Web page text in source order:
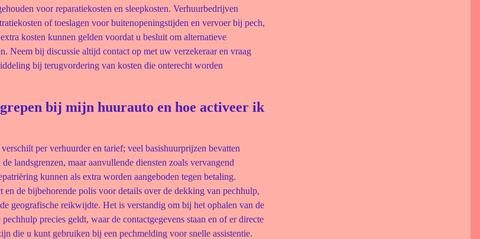
voor reparatiekosten en sleepkosten. Verhuurbedrijven
of toeslagen voor buitenopeningstijden en vervoer bij pech,
kosten kunnen gelden voordat u besluit om alternatieve
Neem bij discussie altijd contact op met uw verzekeraar en vraag
bij terugvordering van kosten die onterecht worden
bij mijn huurauto en hoe activeer ik
per verhuurder en tarief; veel basishuurprijzen bevatten
landsgrenzen, maar aanvullende diensten zoals vervangend
kunnen als extra worden aangeboden tegen betaling.
en de bijbehorende polis voor details over de dekking van pechhulp,
geografische reikwijdte. Het is verstandig om bij het ophalen van de
precies geldt, waar de contactgegevens staan en of er directe
die u kunt gebruiken bij een pechmelding voor snelle assistentie.